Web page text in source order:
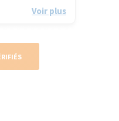
Voir plus